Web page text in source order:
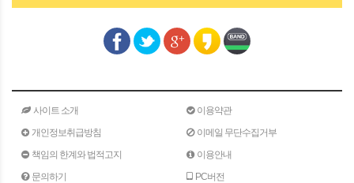
사이트 소개
이용약관
개인정보취급방침
이메일 무단수집거부
책임의 한계와 법적고지
이용안내
문의하기
PC버전